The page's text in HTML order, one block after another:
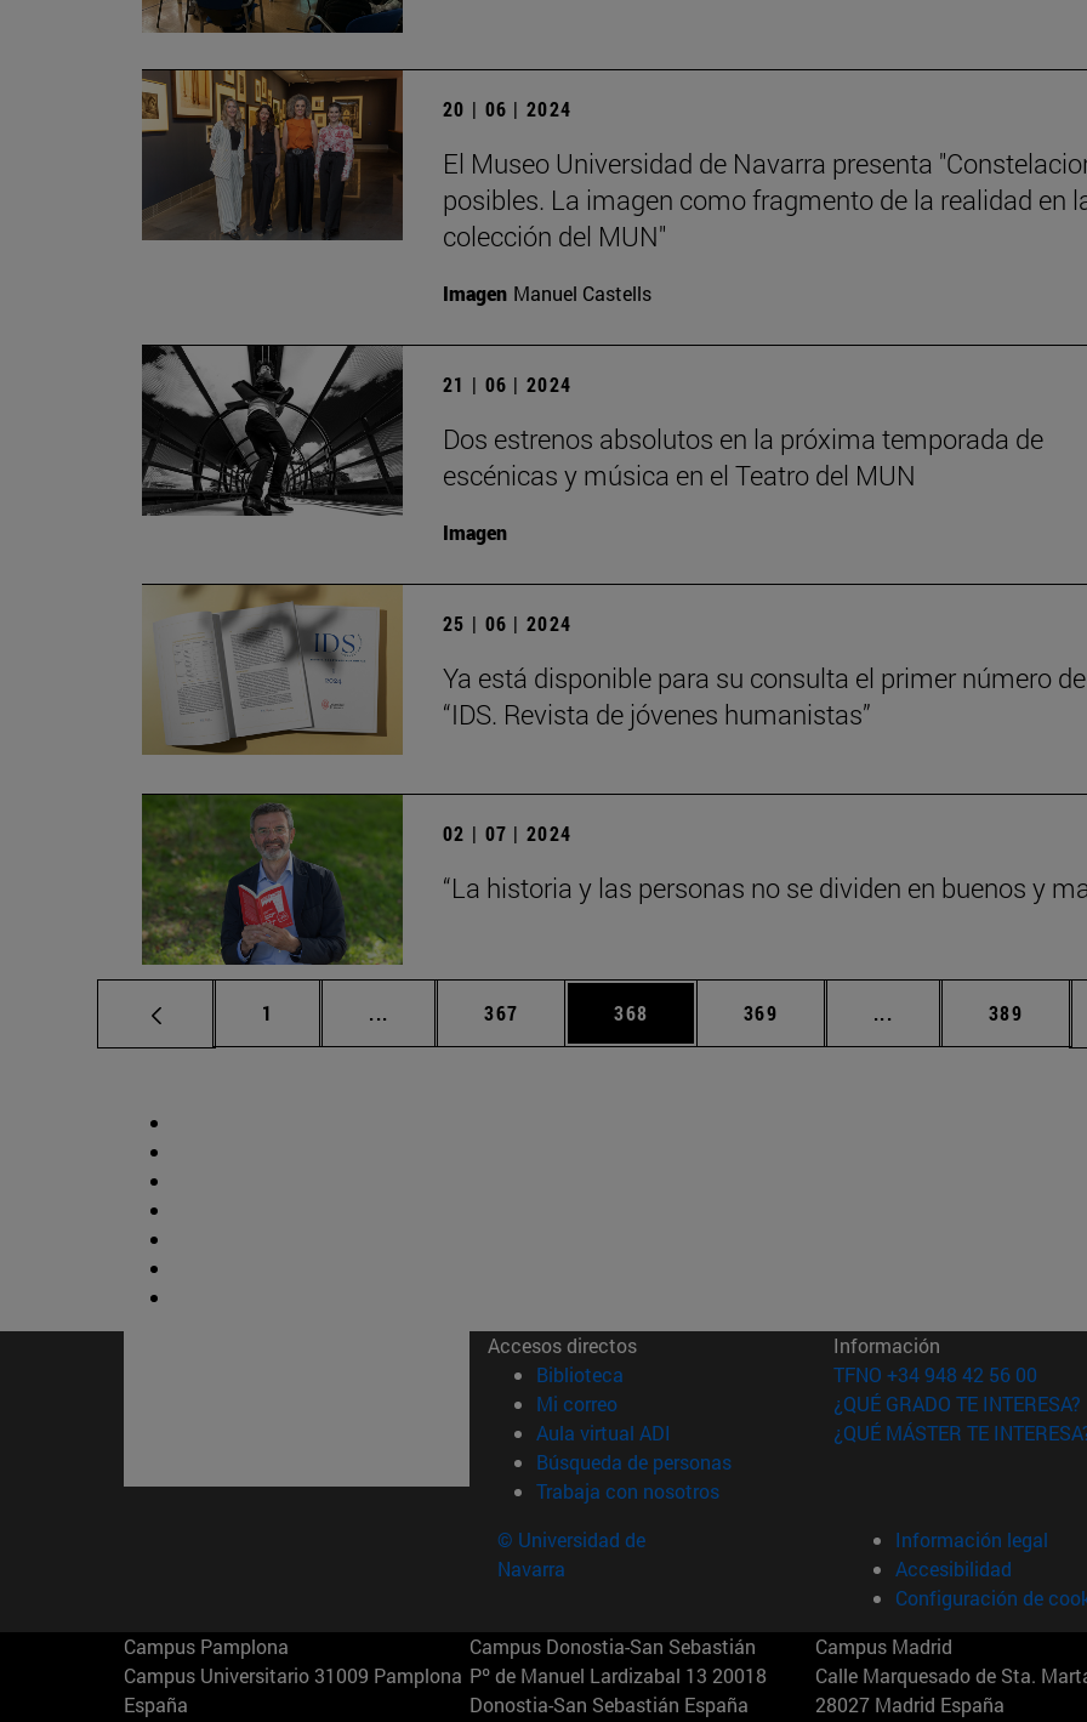
20 | 06 | 2024
El Museo Universidad de Navarra presenta
posibles. La imagen como fragmento de la realidad en
colección del MUN"
Imagen Manuel Castells
21 | 06 | 2024
Dos estrenos absolutos en la próxima temporada de
escénicas y música en el Teatro del MUN
Imagen
25 | 06 | 2024
Ya está disponible para su consulta el primer número de
“IDS. Revista de jóvenes humanistas”
02 | 07 | 2024
“La historia y las personas no se dividen en buenos y
Página
1 ... Páginas intermedias Use TAB para desplazarse.
Página
367 Página
368 Página
369 ... Páginas intermedias
Página
389
Accesos directos
Biblioteca (abre en nueva ventana)
Mi correo(abre en nueva ventana)
Aula virtual ADI (abre en nueva ventana)
Búsqueda de personas(abre en nueva ventana)
Trabaja con nosotros(abre en nueva ventana)
Información
TFNO +34 948 42 56 00
¿QUÉ GRADO TE INTERESA?
¿QUÉ MÁSTER TE
© Universidad de
Navarra
Información legal
Accesibilidad
Configuración de
Campus Pamplona
Campus Universitario 31009 Pamplona
España
Campus Donostia-San Sebastián
Pº de Manuel Lardizabal 13 20018
Donostia-San Sebastián España
Campus Madrid
Calle Marquesado de Sta.
28027 Madrid España